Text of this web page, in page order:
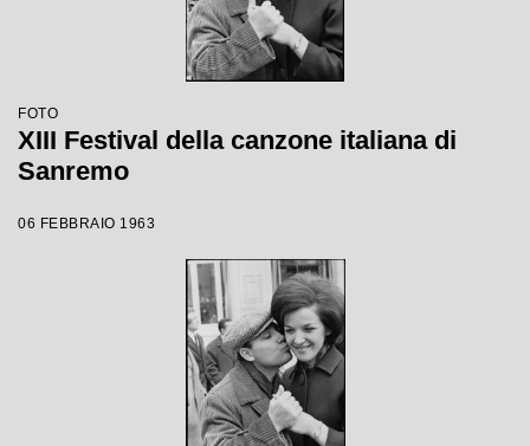
FOTO
XIII Festival della canzone italiana di
Sanremo
06 FEBBRAIO 1963